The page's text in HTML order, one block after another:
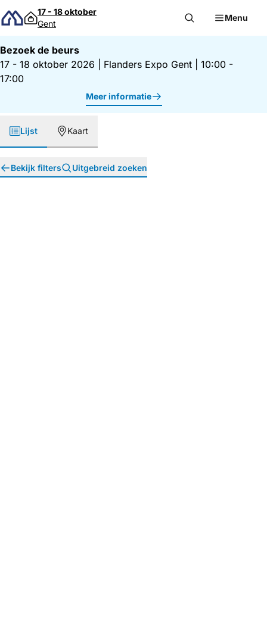
Direct naar inhoud
17 - 18 oktober
Gent
Menu
Bezoek de beurs
17 - 18 oktober 2026
Flanders Expo Gent
10:00 -
17:00
Meer informatie
Lijst Kaart
Bekijk filters Uitgebreid zoeken